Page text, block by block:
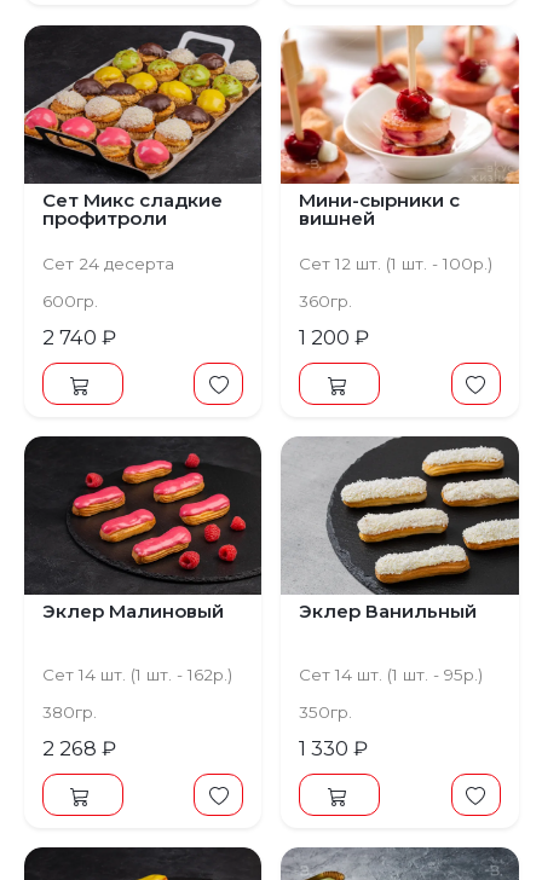
Сет Микс сладкие
профитроли
Сет 24 десерта
600гр.
2 740 ₽
Мини-сырники с
вишней
Сет 12 шт. (1 шт. - 100р.)
360гр.
1 200 ₽
Эклер Малиновый
Сет 14 шт. (1 шт. - 162р.)
380гр.
2 268 ₽
Эклер Ванильный
Сет 14 шт. (1 шт. - 95р.)
350гр.
1 330 ₽